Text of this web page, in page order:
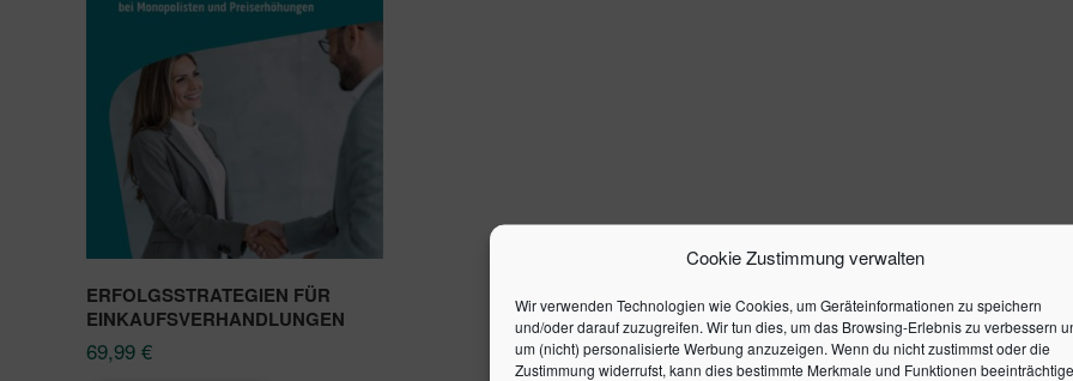
Cookie Zustimmung verwalten
Wir verwenden Technologien wie Cookies, um Geräteinformationen zu speichern
und/oder darauf zuzugreifen. Wir tun dies, um das Browsing-Erlebnis zu verbessern
um (nicht) personalisierte Werbung anzuzeigen. Wenn du nicht zustimmst oder die
Zustimmung widerrufst, kann dies bestimmte Merkmale und Funktionen
ERFOLGSSTRATEGIEN FÜR
EINKAUFSVERHANDLUNGEN
69,99 €